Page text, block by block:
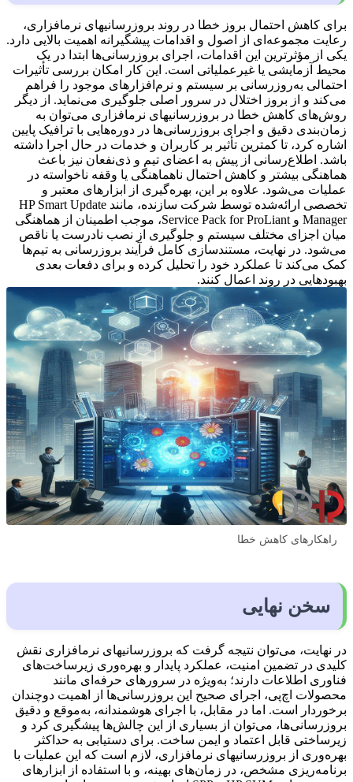
برای کاهش احتمال بروز خطا در روند بروزرسانی­های نرم­افزاری،
رعایت مجموعه‌ای از اصول و اقدامات پیشگیرانه اهمیت بالایی دارد.
یکی از مؤثرترین این اقدامات، اجرای بروزرسانی‌ها ابتدا در یک
محیط آزمایشی یا غیرعملیاتی است. این کار امکان بررسی تأثیرات
احتمالی به‌روزرسانی بر سیستم و نرم‌افزارهای موجود را فراهم
می‌کند و از بروز اختلال در سرور اصلی جلوگیری می‌نماید. از دیگر
روش‌های کاهش خطا در بروزرسانی­های نرم­افزاری می‌توان به
زمان‌بندی دقیق و اجرای بروزرسانی‌ها در دوره‌هایی با ترافیک پایین
اشاره کرد، تا کمترین تأثیر بر کاربران و خدمات در حال اجرا داشته
باشد. اطلاع‌رسانی از پیش به اعضای تیم و ذی‌نفعان نیز باعث
هماهنگی بیشتر و کاهش احتمال ناهماهنگی یا وقفه ناخواسته در
عملیات می‌شود. علاوه بر این، بهره‌گیری از ابزارهای معتبر و
تخصصی ارائه‌شده توسط شرکت سازنده، مانند HP Smart Update
Manager و Service Pack for ProLiant، موجب اطمینان از هماهنگی
میان اجزای مختلف سیستم و جلوگیری از نصب نادرست یا ناقص
می‌شود. در نهایت، مستندسازی کامل فرآیند بروزرسانی به تیم‌ها
کمک می‌کند تا عملکرد خود را تحلیل کرده و برای دفعات بعدی
بهبودهایی در روند اعمال کنند.
راهکارهای کاهش خطا
سخن نهایی
در نهایت، می‌توان نتیجه گرفت که بروزرسانی­های نرم­افزاری نقش
کلیدی در تضمین امنیت، عملکرد پایدار و بهره‌وری زیرساخت‌های
فناوری اطلاعات دارند؛ به‌ویژه در سرورهای حرفه‌ای مانند
محصولات اچ‌پی، اجرای صحیح این بروزرسانی‌ها از اهمیت دوچندان
برخوردار است. اما در مقابل، با اجرای هوشمندانه، به‌موقع و دقیق
بروزرسانی‌ها، می‌توان از بسیاری از این چالش‌ها پیشگیری کرد و
زیرساختی قابل اعتماد و ایمن ساخت. برای دستیابی به حداکثر
بهره‌وری از بروزرسانی­های نرم­افزاری، لازم است که این عملیات با
برنامه‌ریزی مشخص، در زمان‌های بهینه، و با استفاده از ابزارهای